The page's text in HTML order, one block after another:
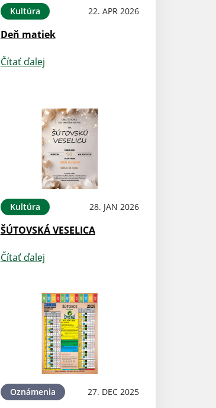
Kultúra 22. APR 2026
Deň matiek
Čítať ďalej
Kultúra 28. JAN 2026
ŠÚTOVSKÁ VESELICA
Čítať ďalej
Oznámenia 27. DEC 2025